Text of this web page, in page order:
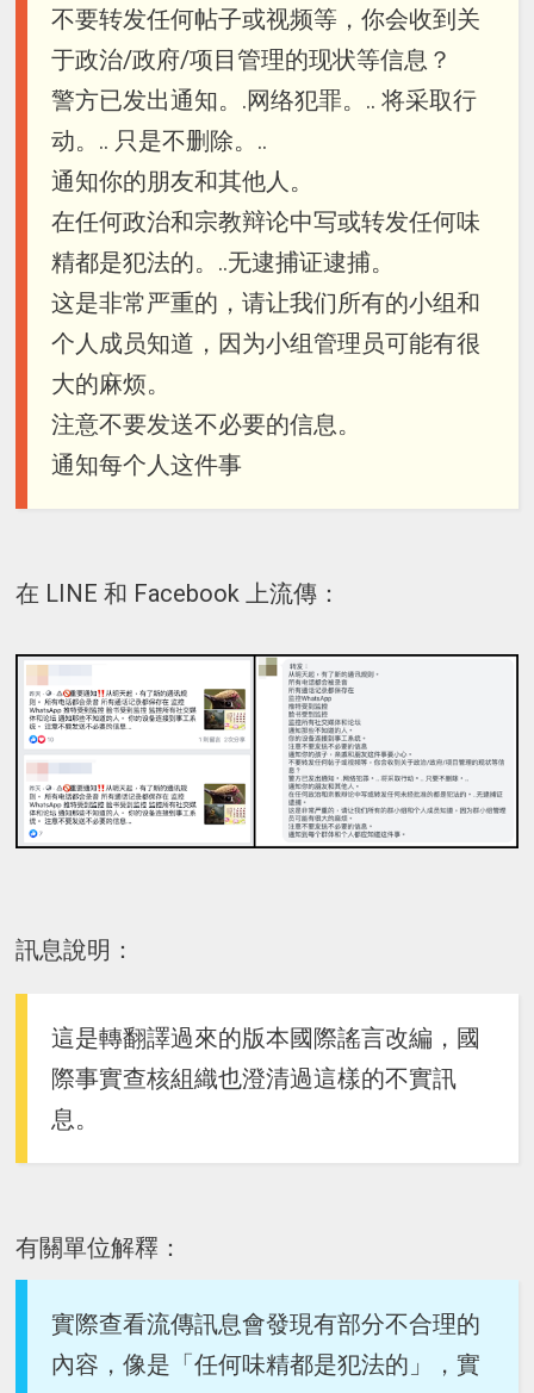
不要转发任何帖子或视频等，你会收到关
于政治/政府/项目管理的现状等信息？
警方已发出通知。.网络犯罪。.. 将采取行
动。.. 只是不删除。..
通知你的朋友和其他人。
在任何政治和宗教辩论中写或转发任何味
精都是犯法的。..无逮捕证逮捕。
这是非常严重的，请让我们所有的小组和
个人成员知道，因为小组管理员可能有很
大的麻烦。
注意不要发送不必要的信息。
通知每个人这件事
在 LINE 和 Facebook 上流傳：
訊息說明：
這是轉翻譯過來的版本國際謠言改編，國
際事實查核組織也澄清過這樣的不實訊
息。
有關單位解釋：
實際查看流傳訊息會發現有部分不合理的
內容，像是「任何味精都是犯法的」，實